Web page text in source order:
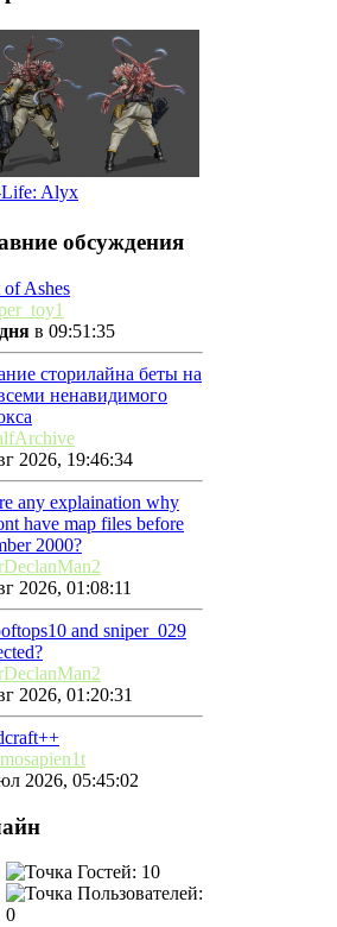
Alyx
обсуждения
of Ashes
в 09:51:35
сторилайна беты на
ненавидимого
2026, 19:46:34
any explaination why
have map files before
2000?
2026, 01:08:11
and sniper_029
2026, 01:20:31
2026, 05:45:02
Гостей: 10
Пользователей:
0